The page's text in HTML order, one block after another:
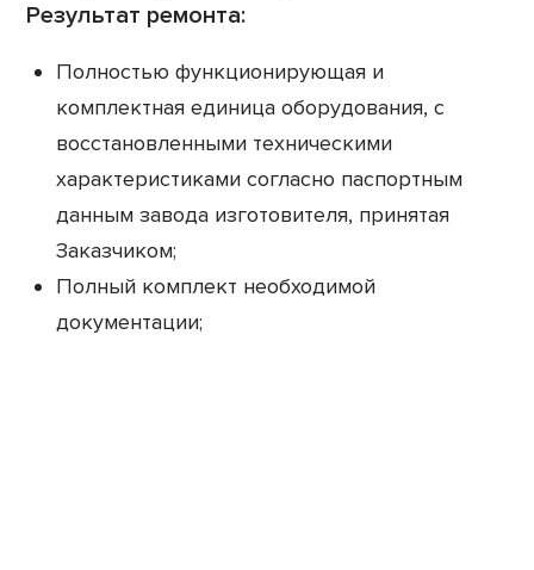
Результат ремонта:
Полностью функционирующая и
комплектная единица оборудования, с
восстановленными техническими
характеристиками согласно паспортным
данным завода изготовителя, принятая
Заказчиком;
Полный комплект необходимой
документации;